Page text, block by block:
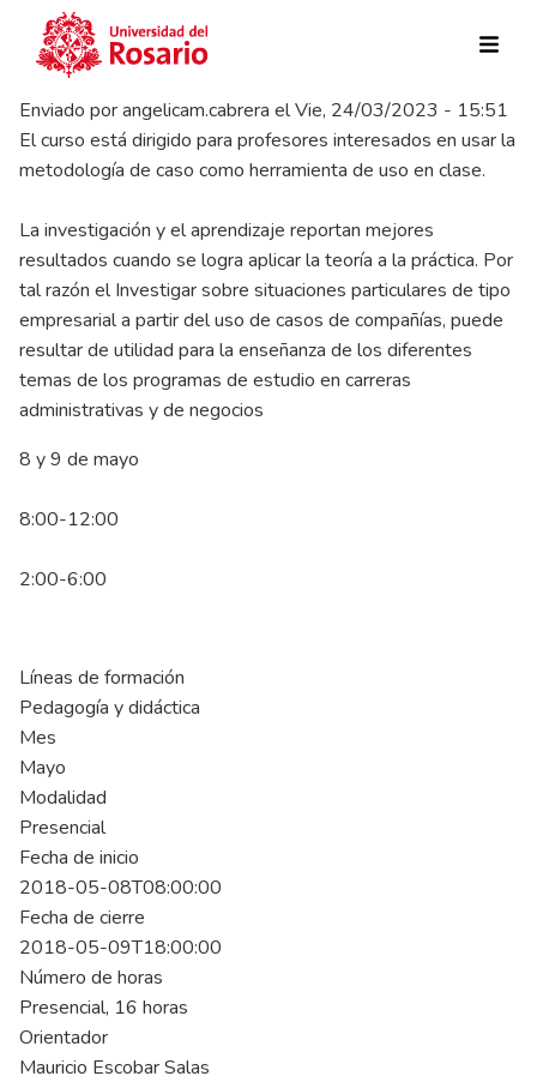
Pasar al contenido principal
Enviado porangelicam.cabrera elVie, 24/03/2023 - 15:51
El curso está dirigido para profesores interesados en usar la
metodología de caso como herramienta de uso en clase.
La investigación y el aprendizaje reportan mejores
resultados cuando se logra aplicar la teoría a la práctica. Por
tal razón el Investigar sobre situaciones particulares de tipo
empresarial a partir del uso de casos de compañías, puede
resultar de utilidad para la enseñanza de los diferentes
temas de los programas de estudio en carreras
administrativas y de negocios
8 y 9 de mayo
8:00-12:00
2:00-6:00
Líneas de formación
Pedagogía y didáctica
Mes
Mayo
Modalidad
Presencial
Fecha de inicio
2018-05-08T08:00:00
Fecha de cierre
2018-05-09T18:00:00
Número de horas
Presencial, 16 horas
Orientador
Mauricio Escobar Salas